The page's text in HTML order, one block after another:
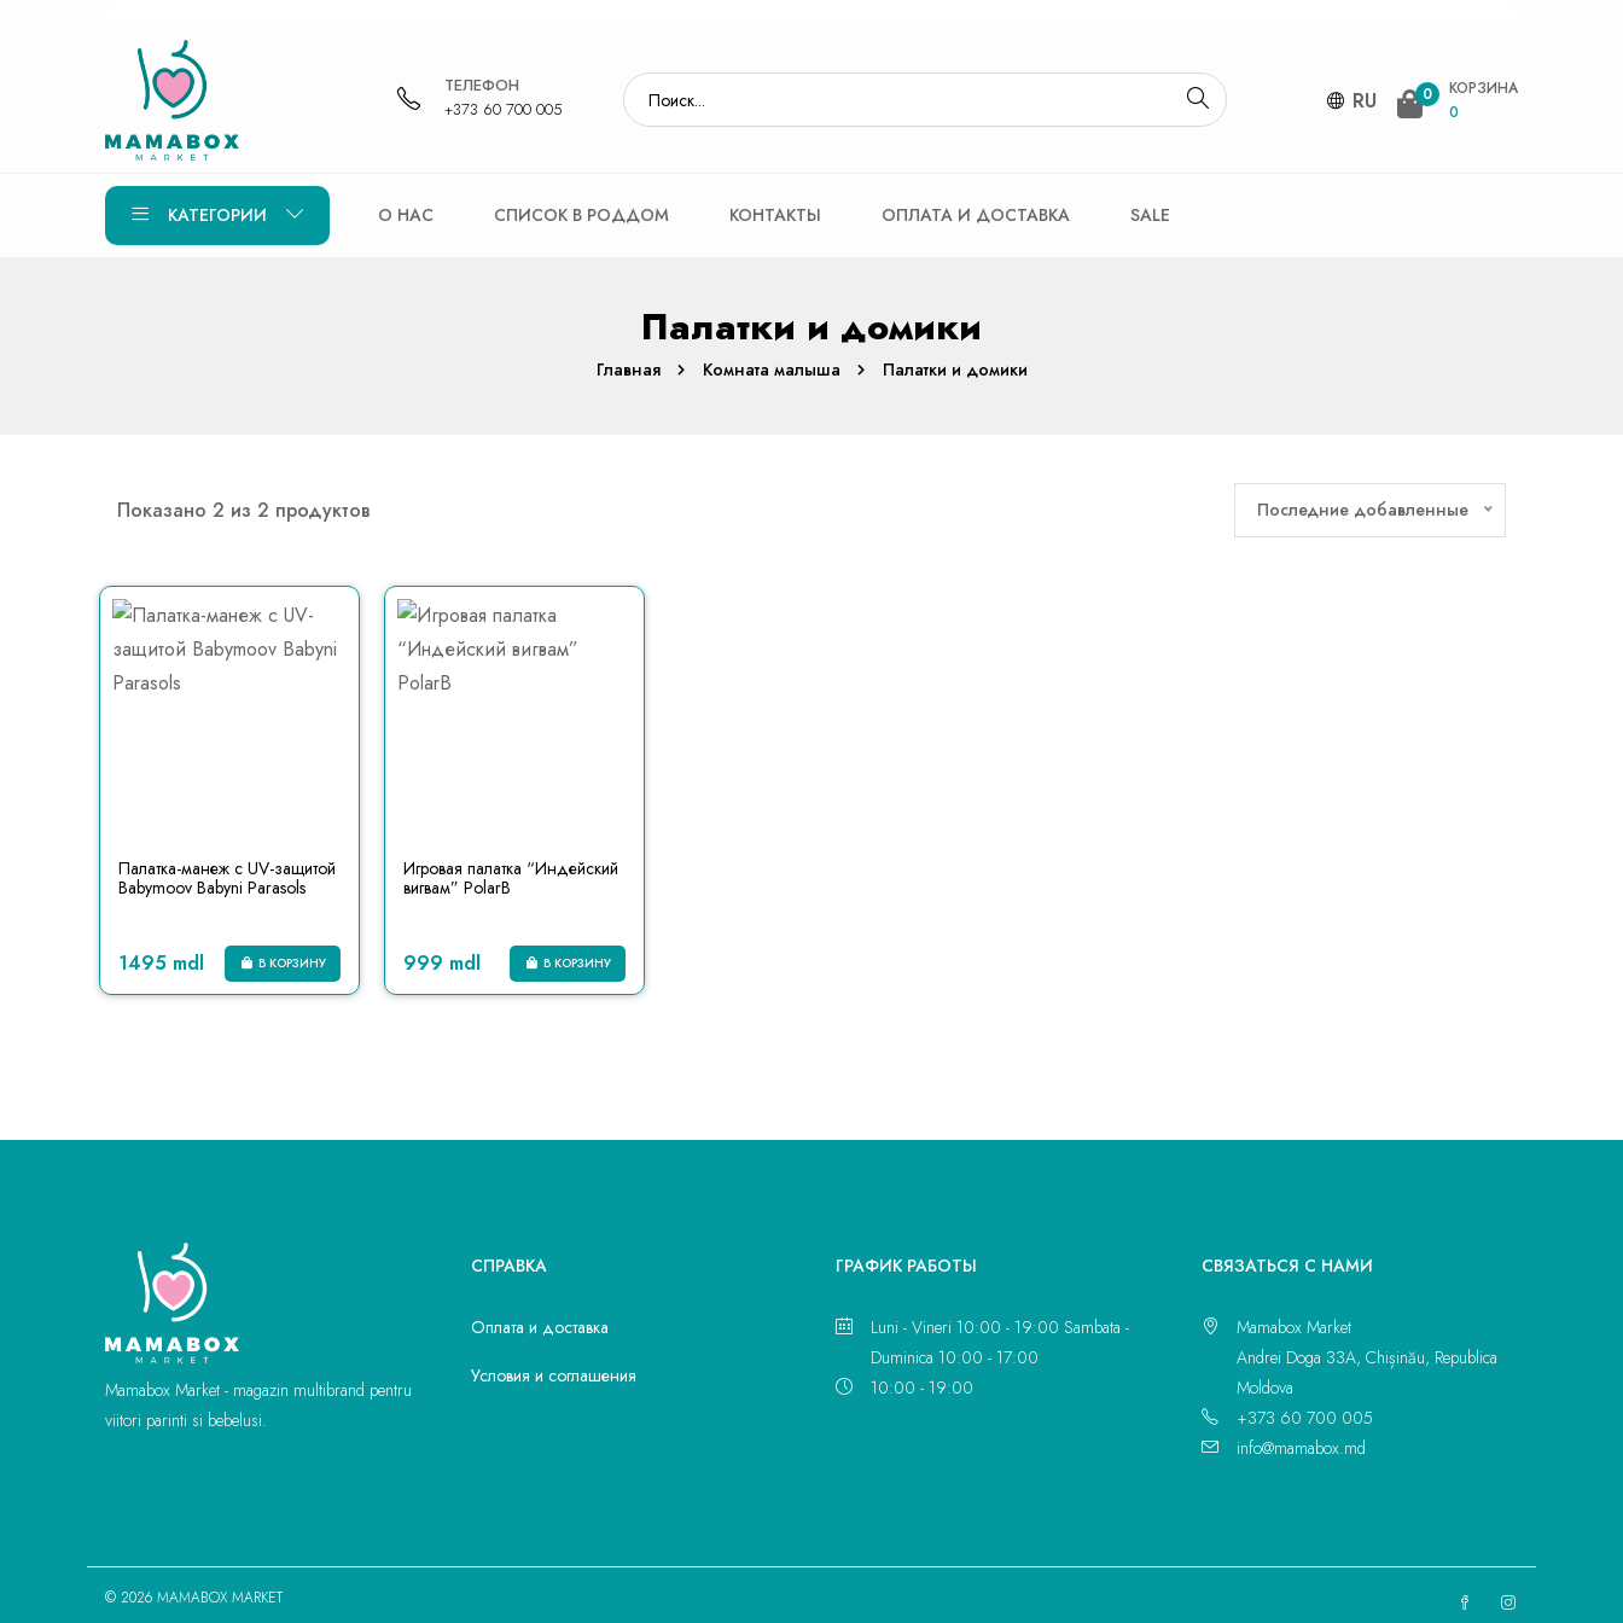
ТЕЛЕФОН
+373 60 700 005
RU 0
КОРЗИНА
0
КАТЕГОРИИ О НАС СПИСОК В РОДДОМ КОНТАКТЫ ОПЛАТА И ДОСТАВКА SALE
Палатки и домики
Главная Комната малыша Палатки и домики
Показано 2 из 2 продуктов Последние добавленные
Палатка-манеж с UV-защитой
Babymoov Babyni Parasols
1495 mdl В КОРЗИНУ
Игровая палатка “Индейский
вигвам” PolarB
999 mdl В КОРЗИНУ
Mamabox Market - magazin multibrand pentru
viitori parinti si bebelusi.
СПРАВКА
Оплата и доставка
Условия и соглашения
ГРАФИК РАБОТЫ
Luni - Vineri 10:00 - 19:00 Sambata -
Duminica 10:00 - 17:00
10:00 - 19:00
CВЯЗАТЬСЯ С НАМИ
Mamabox Market
Andrei Doga 33A, Chișinău, Republica
Moldova
+373 60 700 005
info@mamabox.md
© 2026 MAMABOX MARKET